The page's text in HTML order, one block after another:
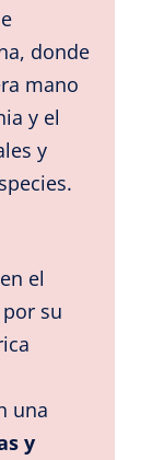
donde
mano
y el
y
el
su
una
y